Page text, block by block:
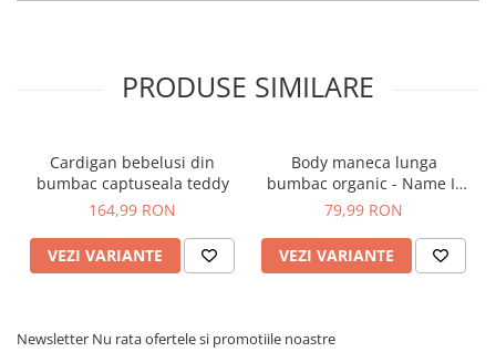
PRODUSE SIMILARE
Cardigan bebelusi din
bumbac captuseala teddy
164,99 RON
VEZI VARIANTE
Body maneca lunga
bumbac organic - Name It
Nillo
79,99 RON
VEZI VARIANTE
Newsletter Nu rata ofertele si promotiile noastre